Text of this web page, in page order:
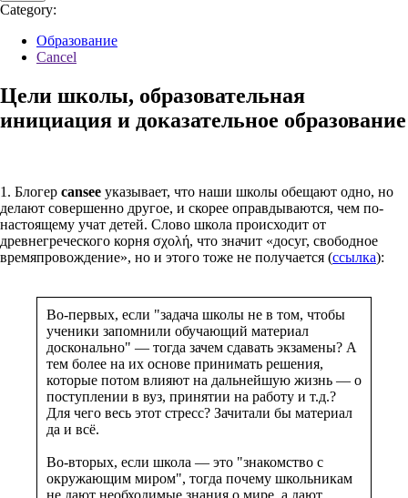
Category:
Образование
Cancel
Цели школы, образовательная
инициация и доказательное образование
1. Блогер cansee указывает, что наши школы обещают одно, но
делают совершенно другое, и скорее оправдываются, чем по-
настоящему учат детей. Слово школа происходит от
древнегреческого корня σχολή, что значит «досуг, свободное
времяпровождение», но и этого тоже не получается (ссылка):
Во-первых, если "задача школы не в том, чтобы
ученики запомнили обучающий материал
досконально" — тогда зачем сдавать экзамены? А
тем более на их основе принимать решения,
которые потом влияют на дальнейшую жизнь — о
поступлении в вуз, принятии на работу и т.д.?
Для чего весь этот стресс? Зачитали бы материал
да и всё.
Во-вторых, если школа — это "знакомство с
окружающим миром", тогда почему школьникам
не дают необходимые знания о мире, а дают